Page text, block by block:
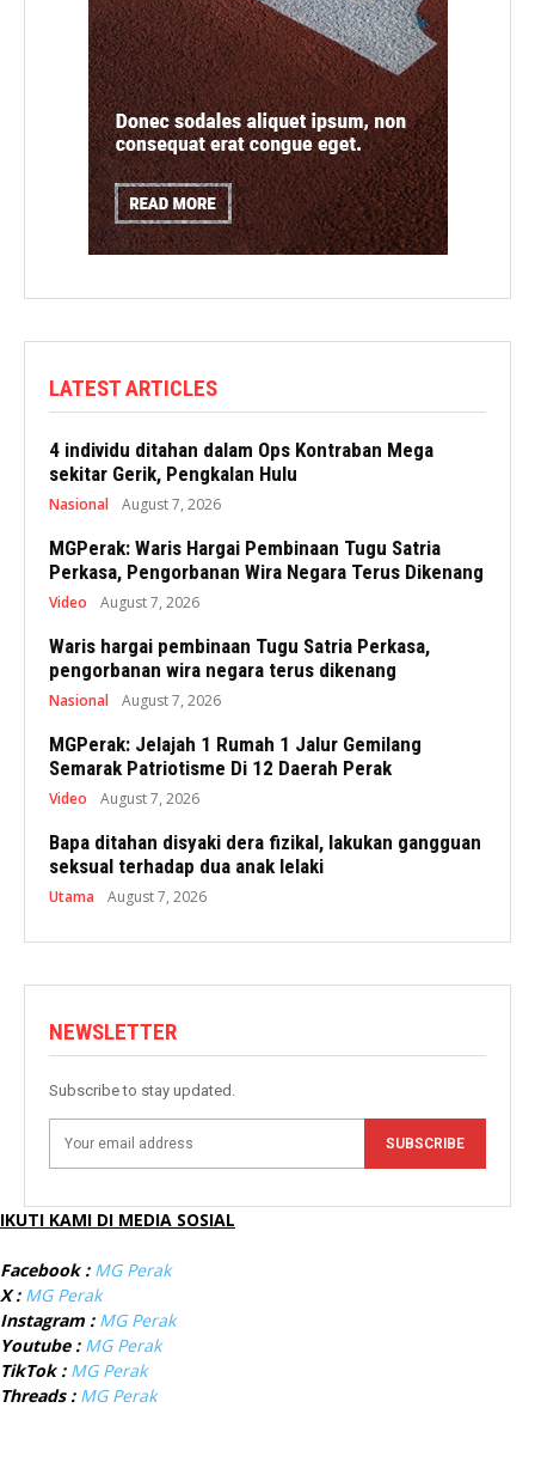
LATEST ARTICLES
4 individu ditahan dalam Ops Kontraban Mega
sekitar Gerik, Pengkalan Hulu
Nasional August 7, 2026
MGPerak: Waris Hargai Pembinaan Tugu Satria
Perkasa, Pengorbanan Wira Negara Terus Dikenang
Video August 7, 2026
Waris hargai pembinaan Tugu Satria Perkasa,
pengorbanan wira negara terus dikenang
Nasional August 7, 2026
MGPerak: Jelajah 1 Rumah 1 Jalur Gemilang
Semarak Patriotisme Di 12 Daerah Perak
Video August 7, 2026
Bapa ditahan disyaki dera fizikal, lakukan gangguan
seksual terhadap dua anak lelaki
Utama August 7, 2026
NEWSLETTER
Subscribe to stay updated.
SUBSCRIBE
IKUTI KAMI DI MEDIA SOSIAL
Facebook : MG Perak
X : MG Perak
Instagram : MG Perak
Youtube : MG Perak
TikTok : MG Perak
Threads : MG Perak